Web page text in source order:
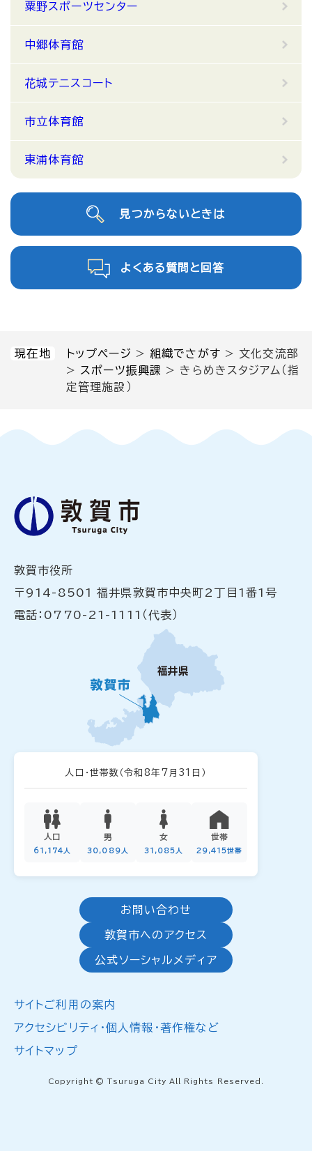
現在地 トップページ > 組織でさがす > 文化交流部
> スポーツ振興課 > きらめきスタジアム（指
定管理施設）
粟野スポーツセンター
中郷体育館
花城テニスコート
市立体育館
東浦体育館
見つからないときは
よくある質問と回答
敦賀市役所
〒914-8501 福井県敦賀市中央町2丁目1番1号
電話：0770-21-1111（代表）
人口・世帯数 （令和8年7月31日）
人口
61,174人
男
30,089人
女
31,085人
世帯
29,415世帯
お問い合わせ
敦賀市へのアクセス
公式ソーシャルメディア
サイトご利用の案内
アクセシビリティ・個人情報・著作権など
サイトマップ
Copyright © Tsuruga City All Rights Reserved.